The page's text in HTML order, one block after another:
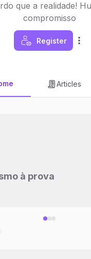
que a realidade!
compromisso
Register
Articles
à prova